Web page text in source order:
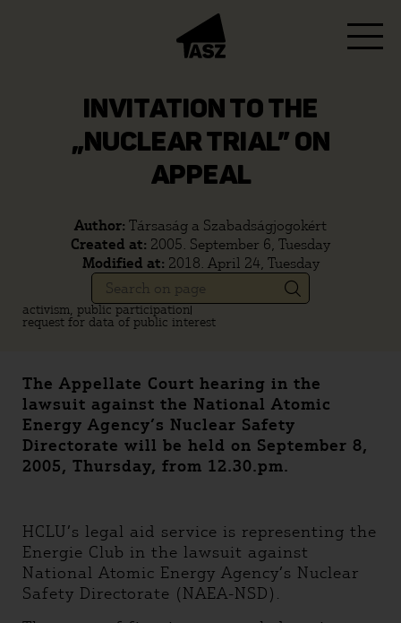
INVITATION TO THE
„NUCLEAR TRIAL” ON
APPEAL
Author: Társaság a Szabadságjogokért
Created at: 2005. September 6, Tuesday
Modified at: 2018. April 24, Tuesday
activism, public participation
request for data of public interest
The Appellate Court hearing in the
lawsuit against the National Atomic
Energy Agency’s Nuclear Safety
Directorate will be held on September 8,
2005, Thursday, from 12.30.pm.
HCLU’s legal aid service is representing the
Energie Club in the lawsuit against
National Atomic Energy Agency’s Nuclear
Safety Directorate (NAEA-NSD).